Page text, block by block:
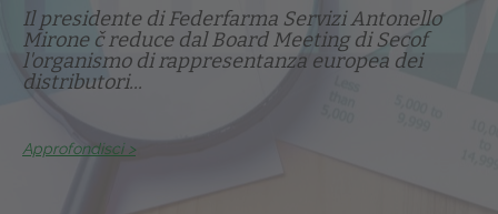
Il presidente di Federfarma Servizi Antonello
Mirone č reduce dal Board Meeting di Secof
l'organismo di rappresentanza europea dei
distributori...
Approfondisci >